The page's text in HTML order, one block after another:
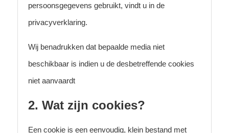
persoonsgegevens gebruikt, vindt u in de
privacyverklaring.
Wij benadrukken dat bepaalde media niet
beschikbaar is indien u de desbetreffende cookies
niet aanvaardt
2. Wat zijn cookies?
Een cookie is een eenvoudig, klein bestand met